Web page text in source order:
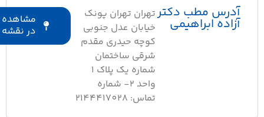
آدرس مطب دکتر
آزاده ابراهیمی
تهران تهران پونک
خیابان عدل جنوبی
کوچه حیدری مقدم
شرقی ساختمان
شماره یک پلاک ۱
واحد ۲- شماره
تماس: 2144417028
مشاهده
در نقشه